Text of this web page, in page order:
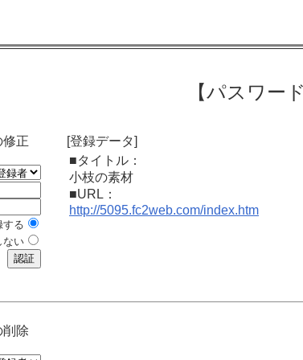
【パスワー
修正
する
ない
[登録データ]
■タイトル：
小枝の素材
■URL：
http://5095.fc2web.com/index.htm
削除